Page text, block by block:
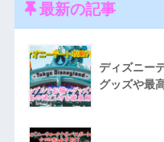
最新の記事
ディズニー
グッズや最